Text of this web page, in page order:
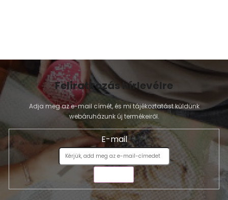
Feliratkozás hírlevélre
Adja meg az e-mail címét, és mi tájékoztatást küldünk
webáruházunk új termékeiről.
E-mail